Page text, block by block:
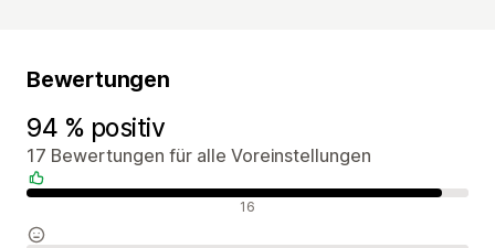
Bewertungen
94 % positiv
17 Bewertungen für alle Voreinstellungen
Positive Bewertungen 16